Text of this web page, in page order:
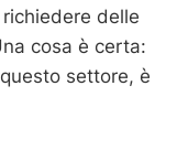
delle
cosa è certa:
settore, è